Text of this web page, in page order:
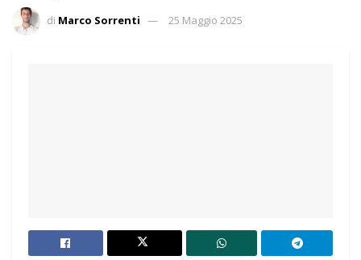
di Marco Sorrenti 25 Maggio 2025